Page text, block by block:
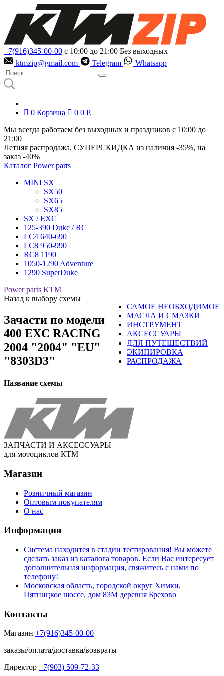
+7(916)345-00-00 с 10:00 до 21:00 Без выходных
ktmzip@gmail.com
Telegram Whatsapp
0 Корзина 0 0 Р.
Мы всегда работаем без выходных и праздников с 10:00 до
21:00
Летняя распродажа, СУПЕРСКИДКА из наличия -35%, на
заказ -40%
Каталог Power parts
MINI SX
SX50
SX65
SX85
SX / EXC
125-390 Duke / RC
LC4 640-690
LC8 950-990
RC8 1190
1050-1290 Adventure
1290 SuperDuke
Power parts KTM
САМОЕ НЕОБХОДИМОЕ
МАСЛА И СМАЗКИ
ИНСТРУМЕНТ
АКСЕССУАРЫ
ДЛЯ ПУТЕШЕСТВИЙ
ЭКИПИРОВКА
РАСПРОДАЖА
Назад к выбору схемы
Зачасти по модели
400 EXC RACING
2004 "2004" "EU"
"8303D3"
Название схемы
ЗАПЧАСТИ И АКСЕССУАРЫ
для мотоциклов КТМ
Магазин
Розничный магазин
Оптовым покупателям
О нас
Информация
Система находится в стадии тестирования! Вы можете
сделать заказ из каталога товаров. Если Вас интересует
дополнительная информация, свяжитесь с нами по
телефону!
Московская область, городской округ Химки,
Пятницкое шоссе, дом 83М деревня Брехово
Контакты
Магазин +7(916)345-00-00
заказы/оплата/доставка/возвраты
Директор +7(903) 509-72-33